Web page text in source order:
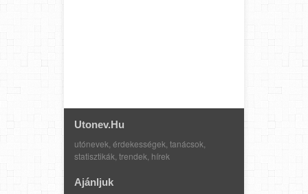
Utonev.hu
utónevek, érdekességek, tanácsok,
statisztikák, trendek, hírek
Ajánljuk